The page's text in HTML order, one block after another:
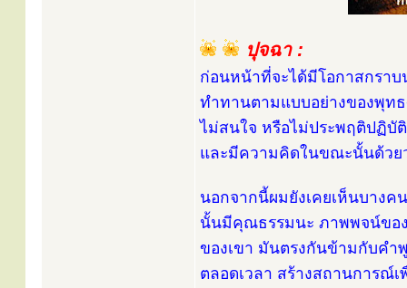
ปุจฉา :
ก่อนหน้าที่จะได้มีโอกาสกรา
ทำทานตามแบบอย่างของพุท
ไม่สนใจ หรือไม่ประพฤติปฏิบั
และมีความคิดในขณะนั้นด้ว
นอกจากนี้ผมยังเคยเห็นบาง
นั้นมีคุณธรรมนะ ภาพพจน์ของ
ของเขา มันตรงกันข้ามกับคำ
ตลอดเวลา สร้างสถานการณ์